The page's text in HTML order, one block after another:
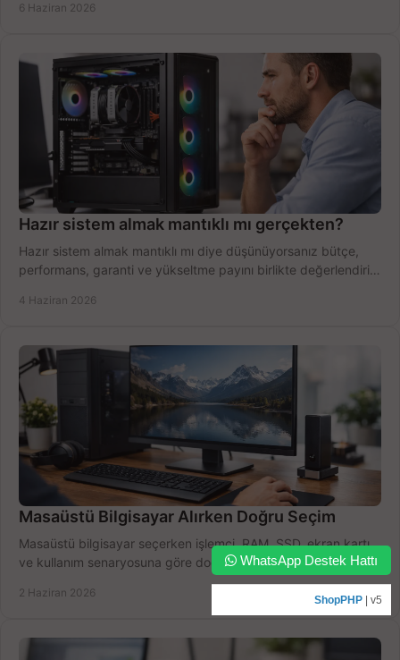
6 Haziran 2026
Hazır sistem almak mantıklı mı gerçekten?
Hazır sistem almak mantıklı mı diye düşünüyorsanız bütçe,
performans, garanti ve yükseltme payını birlikte değerlendirin,
4 Haziran 2026
Masaüstü Bilgisayar Alırken Doğru Seçim
Masaüstü bilgisayar seçerken işlemci, RAM, SSD, ekran kartı
ve kullanım senaryosuna göre doğru modeli bulun, bütçenizi
2 Haziran 2026
WhatsApp Destek Hattı
ShopPHP | v5